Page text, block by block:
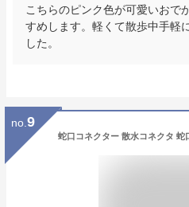
こちらのピンク色が可愛いおで
すめします。軽くて散歩中手軽
した。
no. 9